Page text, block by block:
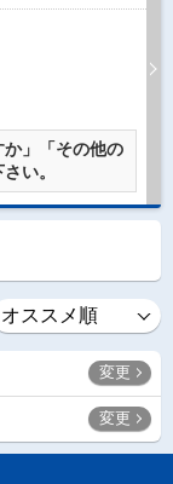
か」「その他の
い。
変更
変更